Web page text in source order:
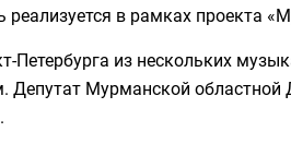
реализуется в рамках проекта
Петербурга из нескольких
Депутат Мурманской